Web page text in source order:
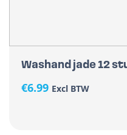
Washand jade 12
€6.99 Excl BTW